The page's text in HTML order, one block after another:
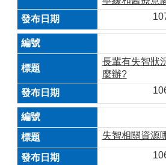
長輩有失智狀
麼辦?
失智相關資源